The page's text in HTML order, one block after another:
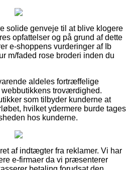
solide genveje til at blive klogere
opfattelser og på grund af dette
e-shoppens vurderinger af Ib
m/faded rose broderi inden du
aldeles fortræffelige
webbutikkens troværdighed.
som tilbyder kunderne at
hvilket ydermere burde tages
hos kunderne.
af indtægter fra reklamer. Vi har
e-firmaer da vi præsenterer